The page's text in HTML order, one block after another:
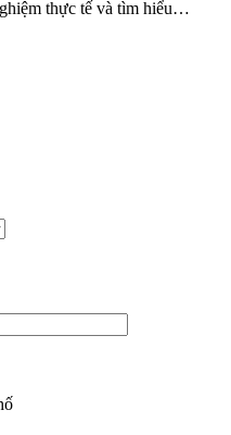
thực tế và tìm hiểu…